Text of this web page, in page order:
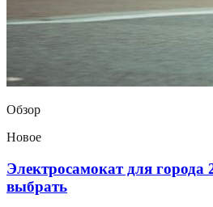
Обзор
Новое
Электросамокат для города
выбрать